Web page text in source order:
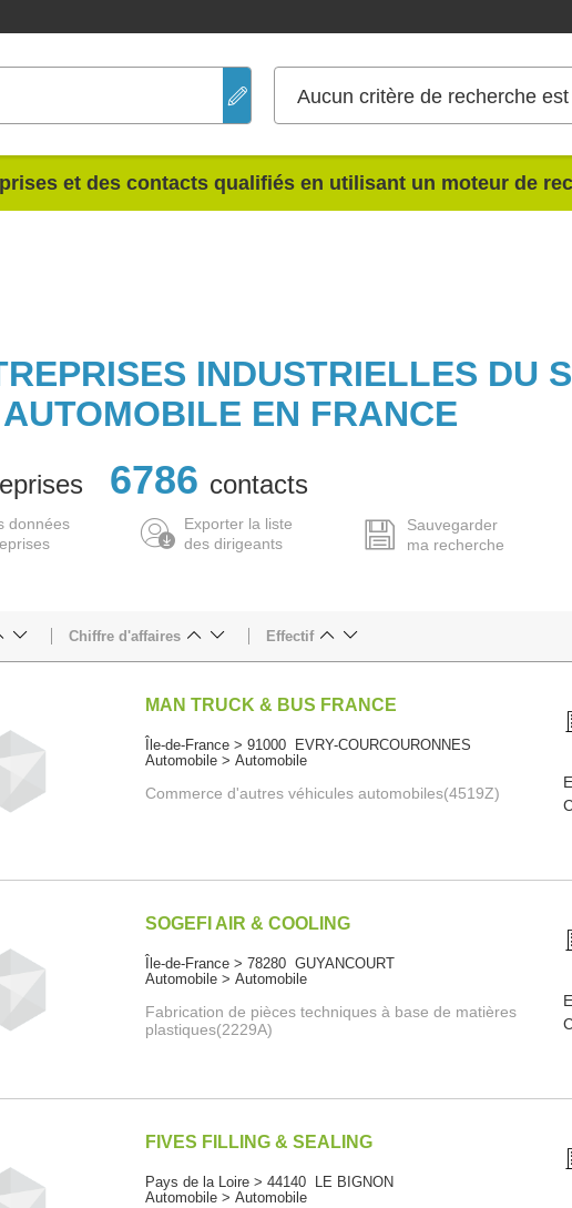
Aucun critère de recherche
et des contacts qualifiés en utilisant un moteur de
INDUSTRIELLES DU
AUTOMOBILE EN FRANCE
6786 contacts
données
Exporter la liste
des dirigeants
Sauvegarder
ma recherche
Chiffre d'affaires Effectif
MAN TRUCK & BUS FRANCE
Île-de-France > 91000 EVRY-COURCOURONNES
Automobile > Automobile
Commerce d'autres véhicules automobiles(4519Z)
SOGEFI AIR & COOLING
Île-de-France > 78280 GUYANCOURT
Automobile > Automobile
Fabrication de pièces techniques à base de matières
plastiques(2229A)
FIVES FILLING & SEALING
Pays de la Loire > 44140 LE BIGNON
Automobile > Automobile